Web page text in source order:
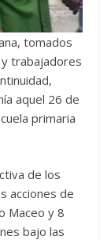
tomados
trabajadores
aquel 26 de
primaria
de los
acciones de
Maceo y 8
bajo las